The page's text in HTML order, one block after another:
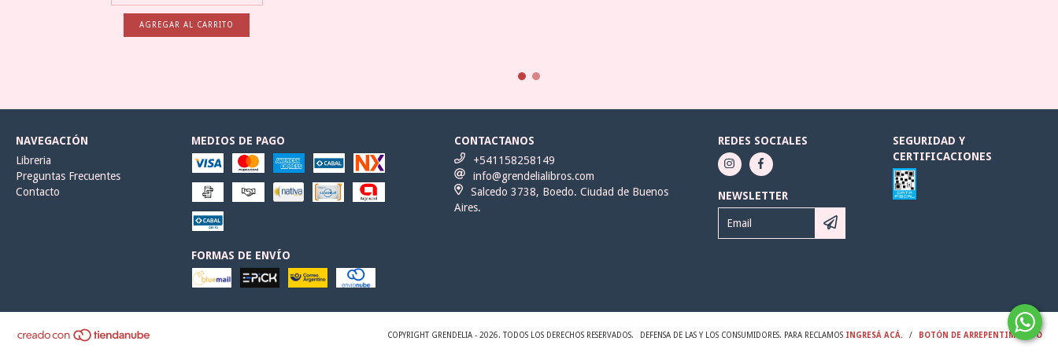
NAVEGACIÓN
Libreria
Preguntas Frecuentes
Contacto
MEDIOS DE PAGO
FORMAS DE ENVÍO
CONTACTANOS
+541158258149
info@grendelialibros.com
Salcedo 3738, Boedo. Ciudad de Buenos
Aires.
REDES SOCIALES
NEWSLETTER
SEGURIDAD Y
CERTIFICACIONES
COPYRIGHT GRENDELIA - 2026. TODOS LOS DERECHOS RESERVADOS. DEFENSA DE LAS Y LOS CONSUMIDORES. PARA RECLAMOS INGRESÁ ACÁ. / BOTÓN DE ARREPENTIMIENTO